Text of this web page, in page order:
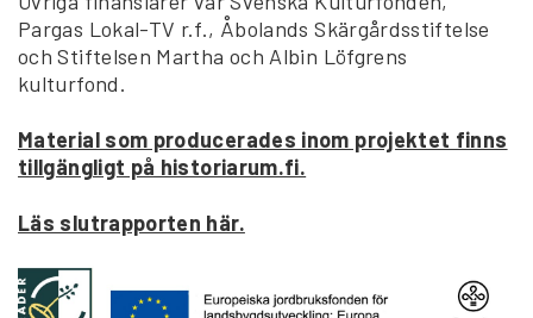
Pargas Lokal-TV r.f., Åbolands Skärgårdsstiftelse
och Stiftelsen Martha och Albin Löfgrens
kulturfond.
Material som producerades inom projektet finns
tillgängligt på historiarum.fi.
Läs slutrapporten här.